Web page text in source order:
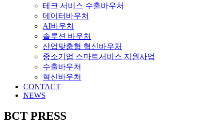
테크 서비스 수출바우처
데이터바우처
AI바우처
솔루션 바우처
산업맞춤형 혁신바우처
중소기업 스마트서비스 지원사업
수출바우처
혁신바우처
CONTACT
NEWS
BCT PRESS